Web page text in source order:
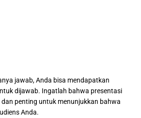
jawab, Anda bisa mendapatkan
dijawab. Ingatlah bahwa presentasi
penting untuk menunjukkan bahwa
Anda.